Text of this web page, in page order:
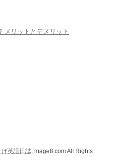
メリットとデメリット
げ英語日誌, mage8.com All Rights